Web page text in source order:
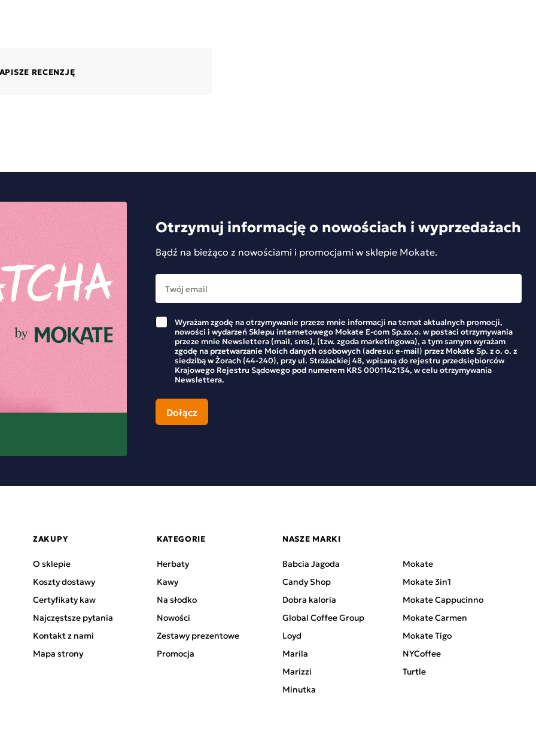
RECENZJĘ
Otrzymuj informację o nowościach i wyprzedażach
Bądź na bieżąco z nowościami i promocjami w sklepie Mokate.
Wyrażam zgodę na otrzymywanie przeze mnie informacji na temat aktualnych promocji,
nowości i wydarzeń Sklepu internetowego Mokate E-com Sp.zo.o. w postaci otrzymywania
przeze mnie Newslettera (mail, sms), (tzw. zgoda marketingowa), a tym samym wyrażam
zgodę na przetwarzanie Moich danych osobowych (adresu: e-mail) przez Mokate Sp. z o. o. z
siedzibą w Żorach (44-240), przy ul. Strażackiej 48, wpisaną do rejestru przedsiębiorców
Krajowego Rejestru Sądowego pod numerem KRS 0001142134, w celu otrzymywania
Newslettera.
ZAKUPY
O sklepie
Koszty dostawy
Certyfikaty kaw
Najczęstsze pytania
Kontakt z nami
Mapa strony
KATEGORIE
Herbaty
Kawy
Na słodko
Nowości
Zestawy prezentowe
Promocja
NASZE MARKI
Babcia Jagoda
Candy Shop
Dobra kaloria
Global Coffee Group
Loyd
Marila
Marizzi
Minutka
Mokate
Mokate 3in1
Mokate Cappucinno
Mokate Carmen
Mokate Tigo
NYCoffee
Turtle